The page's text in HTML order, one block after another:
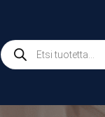
Products
search